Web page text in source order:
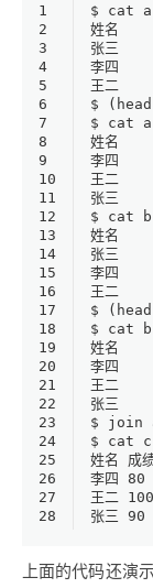
1
2
3
4
5
6
7
8
9
10
11
12
13
14
15
16
17
18
19
20
21
22
23
24
25
26
27
28
$ cat
$
$ cat
$ cat
$
$ cat
$ join
$ cat c
姓名 成
李四 80
王二
张三 90
上面的代码还演